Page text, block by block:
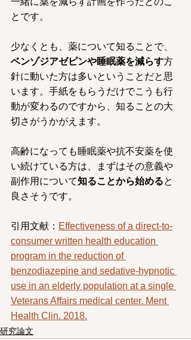
とです。
少なくとも、薬について知ることで、
ベンゾジアゼピンや睡眠薬を減らす方
針に動いた方は多いということだと思
います。手紙をもらうだけでこうも行
動が変わるのですから、知ることの大
切さがうかがえます。
高齢になっても睡眠薬や抗不安薬を使
い続けている方は、まずはその意義や
副作用について知ることから始めると
良さそうです。
引用文献： Effectiveness of a direct-to-
consumer written health education
program in the reduction of
benzodiazepine and sedative-hypnotic
use in an elderly population at a single
Veterans Affairs medical center. Ment
Health Clin. 2018.
研究論文